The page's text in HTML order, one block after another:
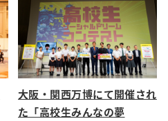
大阪・関西万博にて開催され
た「高校生みんなの夢